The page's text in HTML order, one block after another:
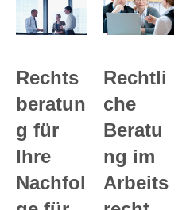
Rechts
beratun
g für
Ihre
Nachfol
Rechtli
che
Beratu
ng im
Arbeits